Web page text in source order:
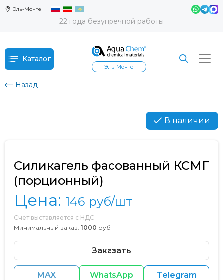
Эль-Монте
22 года безупречной работы
Каталог
Эль-Монте
Назад
В наличии
Силикагель фасованный КСМГ
(порционный)
Цена: 146 руб/шт
Счет выставляется с НДС
Минимальный заказ: 1000 руб.
Заказать
MAX WhatsApp Telegram